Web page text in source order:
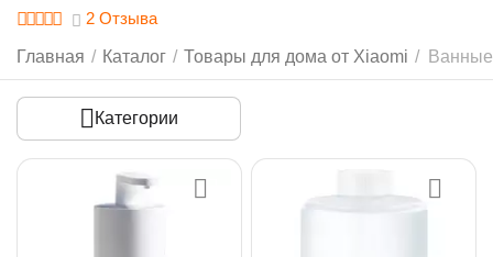
2 Отзыва
Главная / Каталог / Товары для дома от Xiaomi /
Категории